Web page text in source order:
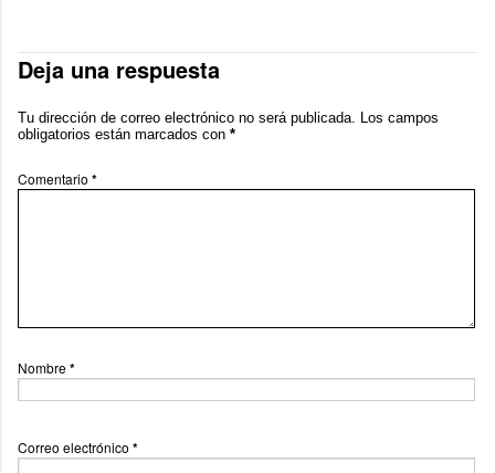
Deja una respuesta
Tu dirección de correo electrónico no será publicada. Los campos
obligatorios están marcados con *
Comentario *
Nombre*
Correo electrónico *